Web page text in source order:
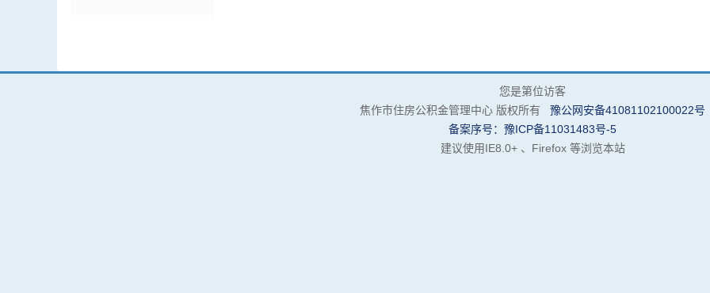
您是第位访客
焦作市住房公积金管理中心 版权所有 豫公网安备41081102100022号
备案序号：豫ICP备11031483号-5
建议使用IE8.0+ 、Firefox 等浏览本站